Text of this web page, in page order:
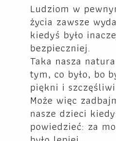
Ludziom w
życia zawsze
kiedyś było
bezpieczniej.
Taka nasza
tym, co było, bo
piękni i
Może więc
nasze dzieci
powiedzieć: za